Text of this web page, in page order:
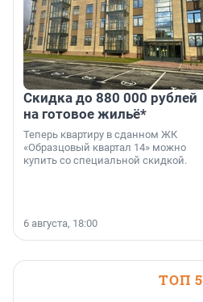
Скидка до 880 000 рублей
на готовое жильё*
Теперь квартиру в сданном ЖК
«Образцовый квартал 14» можно
купить со специальной скидкой.
6 августа, 18:00
ТОП 5